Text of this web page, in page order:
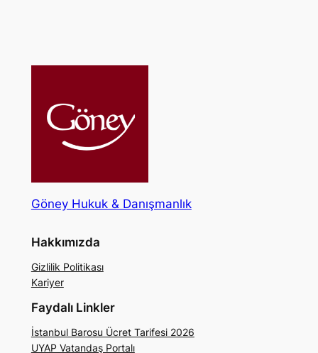
Göney Hukuk & Danışmanlık
Hakkımızda
Gizlilik Politikası
Kariyer
Faydalı Linkler
İstanbul Barosu Ücret Tarifesi 2026
UYAP Vatandaş Portalı